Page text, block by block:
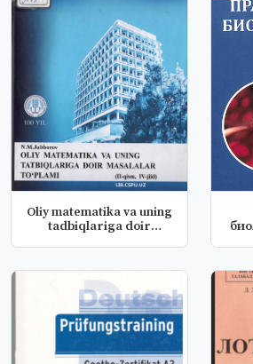
Oliy matematika va uning
tadbiqlariga doir